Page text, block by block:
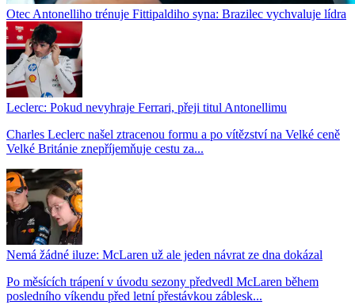
Otec Antonelliho trénuje Fittipaldiho syna: Brazilec vychvaluje lídra
Leclerc: Pokud nevyhraje Ferrari, přeji titul Antonellimu
Charles Leclerc našel ztracenou formu a po vítězství na Velké ceně
Velké Británie znepříjemňuje cestu za...
Nemá žádné iluze: McLaren už ale jeden návrat ze dna dokázal
Po měsících trápení v úvodu sezony předvedl McLaren během
posledního víkendu před letní přestávkou záblesk...